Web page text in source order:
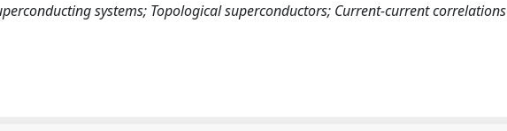
systems; Topological superconductors; Current-current correlations